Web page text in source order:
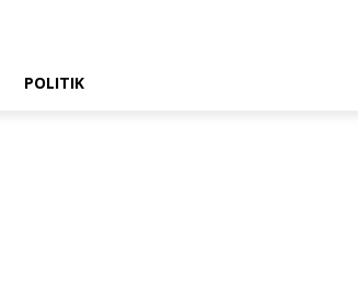
POLITIK